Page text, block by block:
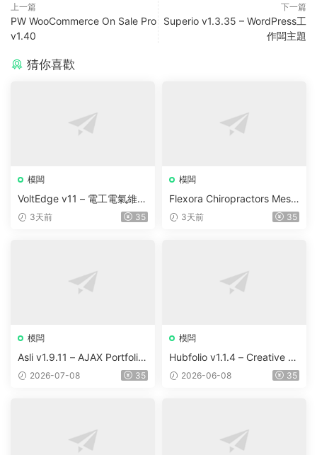
上一篇
PW WooCommerce On Sale Pro
v1.40
下一篇
Superio v1.3.35 – WordPress工
作闆主題
猜你喜歡
模闆
VoltEdge v11 – 電工電氣維修
WordPress 主題
3天前 35
模闆
Flexora Chiropractors Mess
age and Physical Therapist
3天前 35
模闆
Asli v1.9.11 – AJAX Portfolio
Elementor WordPress Them
2026-07-08 35
模闆
Hubfolio v1.1.4 – Creative P
ortfolio & Digital Agency Wo
2026-06-08 35